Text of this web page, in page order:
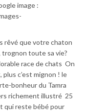
image :
rêvé que votre chaton
toute sa vie?
race de chats On
c’est mignon ! le
bonheur du Tamra
richement illustré 25
qui reste bébé pour